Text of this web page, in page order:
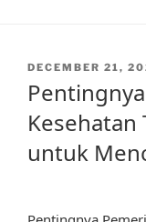
POSTED
DECEMBER 21,
Kesehatan
untuk